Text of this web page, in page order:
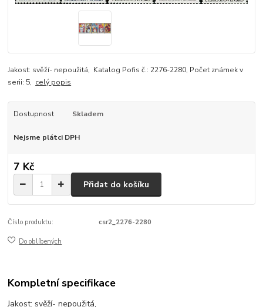
Jakost: svěží- nepoužitá, Katalog Pofis č.: 2276-2280, Počet známek v
serii: 5, celý popis
Dostupnost Skladem
Nejsme plátci DPH
7 Kč
Přidat do košíku
Číslo produktu: csr2_2276-2280
Do oblíbených
Kompletní specifikace
Jakost: svěží- nepoužitá,